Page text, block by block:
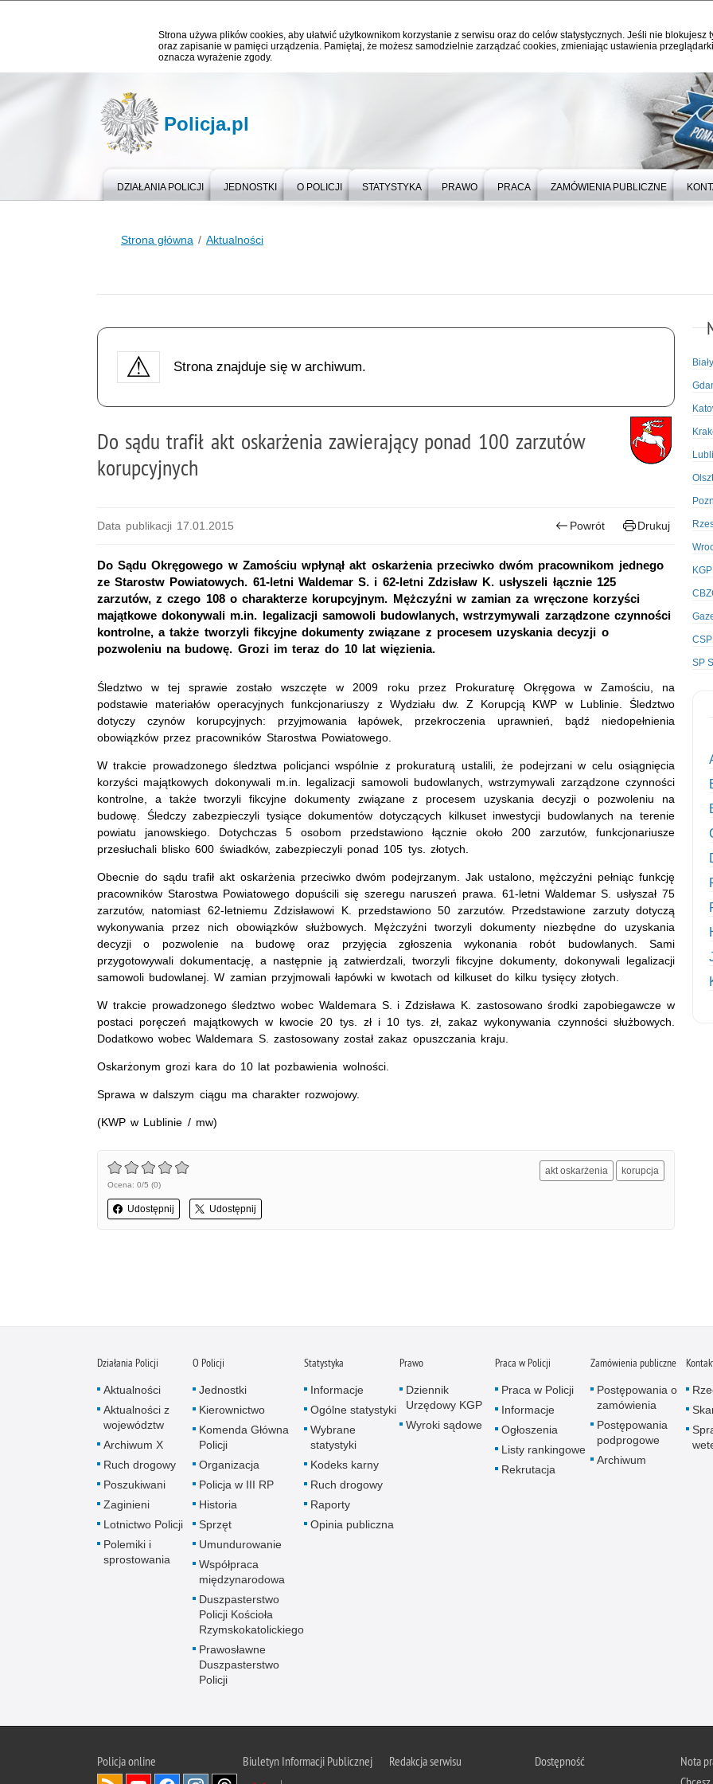
Strona używa plików cookies, aby ułatwić użytkownikom korzystanie z serwisu oraz do celów statystycznych. Jeśli nie blokujesz
oraz zapisanie w pamięci urządzenia. Pamiętaj, że możesz samodzielnie zarządzać cookies, zmieniając ustawienia
oznacza wyrażenie zgody.
Policja.pl
DZIAŁANIA POLICJI JEDNOSTKI O POLICJI STATYSTYKA PRAWO PRACA ZAMÓWIENIA PUBLICZNE
Strona główna Aktualności
Strona znajduje się w archiwum.
Do sądu trafił akt oskarżenia zawierający ponad 100 zarzutów
korupcyjnych
Data publikacji 17.01.2015 Powrót Drukuj
Do Sądu Okręgowego w Zamościu wpłynął akt oskarżenia przeciwko dwóm pracownikom jednego
ze Starostw Powiatowych. 61-letni Waldemar S. i 62-letni Zdzisław K. usłyszeli łącznie 125
zarzutów, z czego 108 o charakterze korupcyjnym. Mężczyźni w zamian za wręczone korzyści
majątkowe dokonywali m.in. legalizacji samowoli budowlanych, wstrzymywali zarządzone czynności
kontrolne, a także tworzyli fikcyjne dokumenty związane z procesem uzyskania decyzji o
pozwoleniu na budowę. Grozi im teraz do 10 lat więzienia.
Śledztwo w tej sprawie zostało wszczęte w 2009 roku przez Prokuraturę Okręgowa w Zamościu, na
podstawie materiałów operacyjnych funkcjonariuszy z Wydziału dw. Z Korupcją KWP w Lublinie. Śledztwo
dotyczy czynów korupcyjnych: przyjmowania łapówek, przekroczenia uprawnień, bądź niedopełnienia
obowiązków przez pracowników Starostwa Powiatowego.
W trakcie prowadzonego śledztwa policjanci wspólnie z prokuraturą ustalili, że podejrzani w celu osiągnięcia
korzyści majątkowych dokonywali m.in. legalizacji samowoli budowlanych, wstrzymywali zarządzone czynności
kontrolne, a także tworzyli fikcyjne dokumenty związane z procesem uzyskania decyzji o pozwoleniu na
budowę. Śledczy zabezpieczyli tysiące dokumentów dotyczących kilkuset inwestycji budowlanych na terenie
powiatu janowskiego. Dotychczas 5 osobom przedstawiono łącznie około 200 zarzutów, funkcjonariusze
przesłuchali blisko 600 świadków, zabezpieczyli ponad 105 tys. złotych.
Obecnie do sądu trafił akt oskarżenia przeciwko dwóm podejrzanym. Jak ustalono, mężczyźni pełniąc funkcję
pracowników Starostwa Powiatowego dopuścili się szeregu naruszeń prawa. 61-letni Waldemar S. usłyszał 75
zarzutów, natomiast 62-letniemu Zdzisławowi K. przedstawiono 50 zarzutów. Przedstawione zarzuty dotyczą
wykonywania przez nich obowiązków służbowych. Mężczyźni tworzyli dokumenty niezbędne do uzyskania
decyzji o pozwolenie na budowę oraz przyjęcia zgłoszenia wykonania robót budowlanych. Sami
przygotowywali dokumentację, a następnie ją zatwierdzali, tworzyli fikcyjne dokumenty, dokonywali legalizacji
samowoli budowlanej. W zamian przyjmowali łapówki w kwotach od kilkuset do kilku tysięcy złotych.
W trakcie prowadzonego śledztwo wobec Waldemara S. i Zdzisława K. zastosowano środki zapobiegawcze w
postaci poręczeń majątkowych w kwocie 20 tys. zł i 10 tys. zł, zakaz wykonywania czynności służbowych.
Dodatkowo wobec Waldemara S. zastosowany został zakaz opuszczania kraju.
Oskarżonym grozi kara do 10 lat pozbawienia wolności.
Sprawa w dalszym ciągu ma charakter rozwojowy.
(KWP w Lublinie / mw)
Ocena: 0/5 (0)
Udostępnij Udostępnij
akt oskarżenia korupcja
KGP
SP
Działania Policji
Aktualności
Aktualności z
województw
Archiwum X
Ruch drogowy
Poszukiwani
Zaginieni
Lotnictwo Policji
Polemiki i
sprostowania
O Policji
Jednostki
Kierownictwo
Komenda Główna
Policji
Organizacja
Policja w III RP
Historia
Sprzęt
Umundurowanie
Współpraca
międzynarodowa
Duszpasterstwo
Policji Kościoła
Rzymskokatolickiego
Prawosławne
Duszpasterstwo
Policji
Statystyka
Informacje
Ogólne statystyki
Wybrane
statystyki
Kodeks karny
Ruch drogowy
Raporty
Opinia publiczna
Prawo
Dziennik
Urzędowy KGP
Wyroki sądowe
Praca w Policji
Praca w Policji
Informacje
Ogłoszenia
Listy rankingowe
Rekrutacja
Zamówienia publiczne
Postępowania o
zamówienia
Postępowania
podprogowe
Archiwum
Policjaonline
Biuletyn Informacji Publicznej
Redakcja serwisu
Dostępność
Nota